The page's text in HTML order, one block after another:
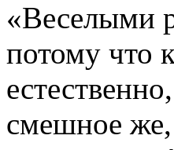
«Веселыми
потому что
смешное